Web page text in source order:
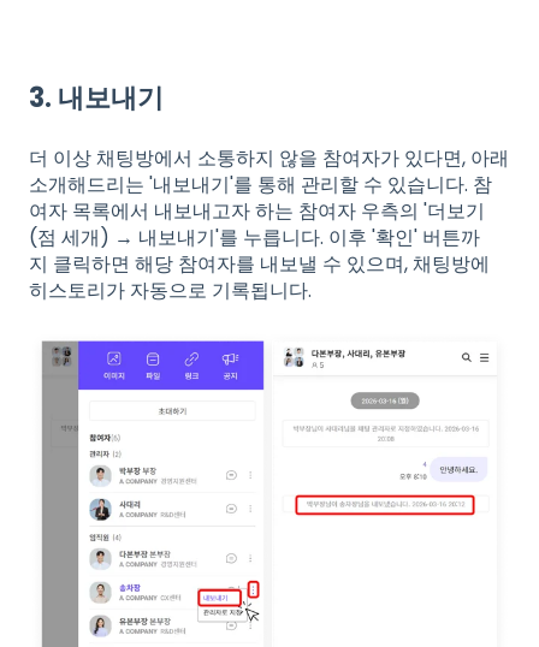
3. 내보내기
더 이상 채팅방에서 소통하지 않을 참여자가 있다면, 아래
소개해드리는 '내보내기'를 통해 관리할 수 있습니다. 참
여자 목록에서 내보내고자 하는 참여자 우측의 '더보기
(점 세개) → 내보내기'를 누릅니다. 이후 '확인' 버튼까
지 클릭하면 해당 참여자를 내보낼 수 있으며, 채팅방에
히스토리가 자동으로 기록됩니다.